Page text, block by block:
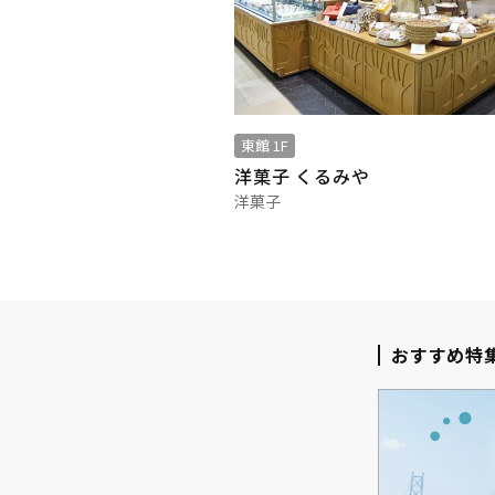
東館 1F
洋菓子 くるみや
洋菓子
おすすめ特